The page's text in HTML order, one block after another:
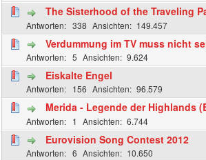
The Sisterhood of the Traveling
338 149.457
Verdummung im TV muss nicht
5 9.624
Eiskalte Engel
156 96.579
Merida - Legende der Highlands
1 6.744
Eurovision Song Contest 2012
6 10.650